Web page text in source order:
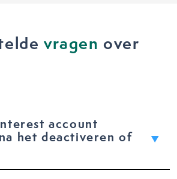
vragen over
account
het deactiveren of